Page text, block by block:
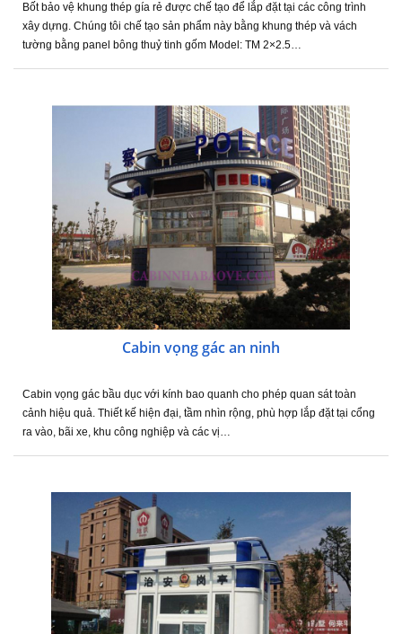
Bốt bảo vệ khung thép gía rẻ được chế tạo để lắp đặt tại các công trình
xây dựng. Chúng tôi chế tạo sản phẩm này bằng khung thép và vách
tường bằng panel bông thuỷ tinh gốm Model: TM 2×2.5…
Cabin vọng gác an ninh
Cabin vọng gác bầu dục với kính bao quanh cho phép quan sát toàn
cảnh hiệu quả. Thiết kế hiện đại, tầm nhìn rộng, phù hợp lắp đặt tại cổng
ra vào, bãi xe, khu công nghiệp và các vị…